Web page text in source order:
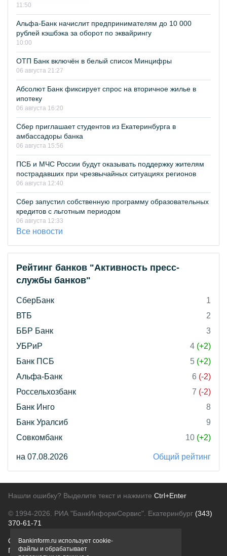
11:50
Альфа-Банк начислит предпринимателям до 10 000
рублей кэшбэка за оборот по эквайрингу
10:00
ОТП Банк включён в белый список Минцифры
06 августа 21:27
Абсолют Банк фиксирует спрос на вторичное жилье в
ипотеку
06 августа 16:20
Сбер приглашает студентов из Екатеринбурга в
амбассадоры банка
06 августа 15:56
ПСБ и МЧС России будут оказывать поддержку жителям
пострадавших при чрезвычайных ситуациях регионов
06 августа 12:40
Сбер запустил собственную программу образовательных
кредитов с льготным периодом
06 августа 12:33
Все новости
Рейтинг банков "Активность пресс-
службы банков"
СберБанк
1
ВТБ
2
ББР Банк
3
УБРиР
4 (+2)
Банк ПСБ
5 (+2)
Альфа-Банк
6 (-2)
Россельхозбанк
7 (-2)
Банк Инго
8
Банк Уралсиб
9
Совкомбанк
10 (+2)
на 07.08.2026 Общий рейтинг
Нашли ошибку? Выделите текст и нажмите Ctrl+Enter
© 1994-2026. РИА "БанкИнформСервис". Екатеринбург (343)
370-61-71
О проектеПолитика конфиденциальности
Правовая информацияДля рекламодателей
Bankinform.ru использует cookie-
файлы и обрабатывает